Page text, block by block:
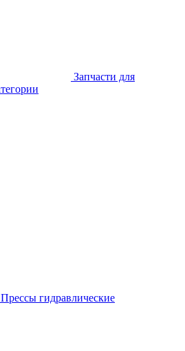
Запчасти для
Прессы гидравлические